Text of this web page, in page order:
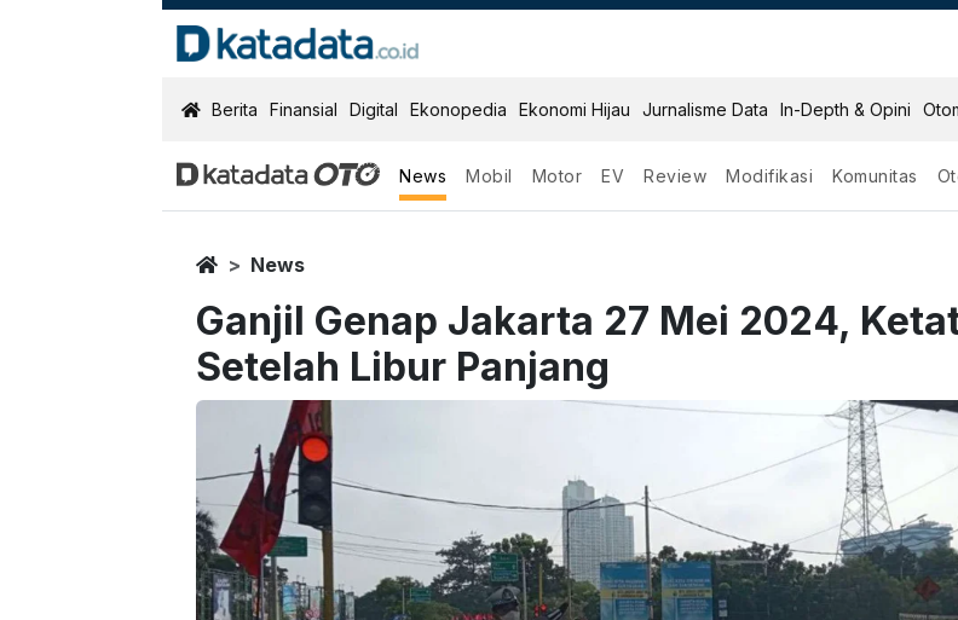
KatadataOTO
Berita Finansial Digital Ekonopedia Ekonomi Hijau Jurnalisme Data In-Depth & Opini
News Mobil Motor EV Review Modifikasi Komunitas
HomeNews
Ganjil Genap Jakarta 27 Mei 2024,
Setelah Libur Panjang